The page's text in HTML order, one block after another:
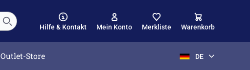
Hilfe & Kontakt Mein Konto Merkliste Warenkorb
Outlet-Store DE